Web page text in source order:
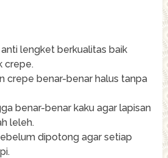
lengket berkualitas baik
crepe.
crepe benar-benar halus tanpa
benar-benar kaku agar lapisan
leleh.
dipotong agar setiap